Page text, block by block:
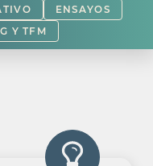
ENSAYOS
Y TFM